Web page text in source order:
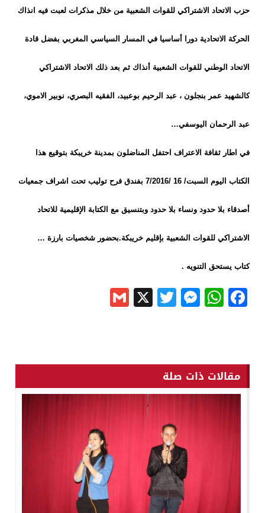
حزب الاتحاد الاشتراكي للقوات الشعبية من خلال مذكرات لعبت فيه انذاك
الحركة الاتحادية دورا أساسيا في المسار السياسي المغربي بفضل قادة
الاتحاد الوطني للقوات الشعبية أنذاك ثم بعد ذلك الاتحاد الاشتراكي
كالشهيد عمر بنجلون ، عبد الرحيم بوعبيد، الفقيه البصري، نوبير الاموي،
عبد الرحمان اليوسفي…
في اطار ثقافة الاعتراف احتفل المناضلون بمدينة خريبكة بتوقيع هذا
الكتاب اليوم السبت/ 16 /7/2016 بفندق فرح توليب تحت اشراف جمعيات
أصدقاء بلا حدود ونساء بلا حدود وبتنسيق مع الكتابة الإقليمية للاتحاد
الاشتراكي للقوات الشعبية بإقليم خريبكة.بحضور شخصيات بارزة …
كتاب يستحق التنويه .
Facebook
WhatsApp
Messenger
Twitter
X
مقالات ذات صلة